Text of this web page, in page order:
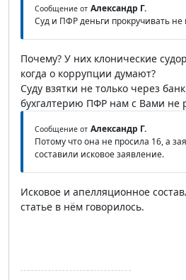
Сообщение от Александр Г.
Суд и ПФР деньги прокручивать не
Почему? У них клонические
когда о коррупции думают?
Суду взятки не только через
бухгалтерию ПФР нам с Вами не
Сообщение от Александр Г.
Потому что она не просила 16, а
составили исковое заявление.
Исковое и апелляционное
статье в нём говорилось.